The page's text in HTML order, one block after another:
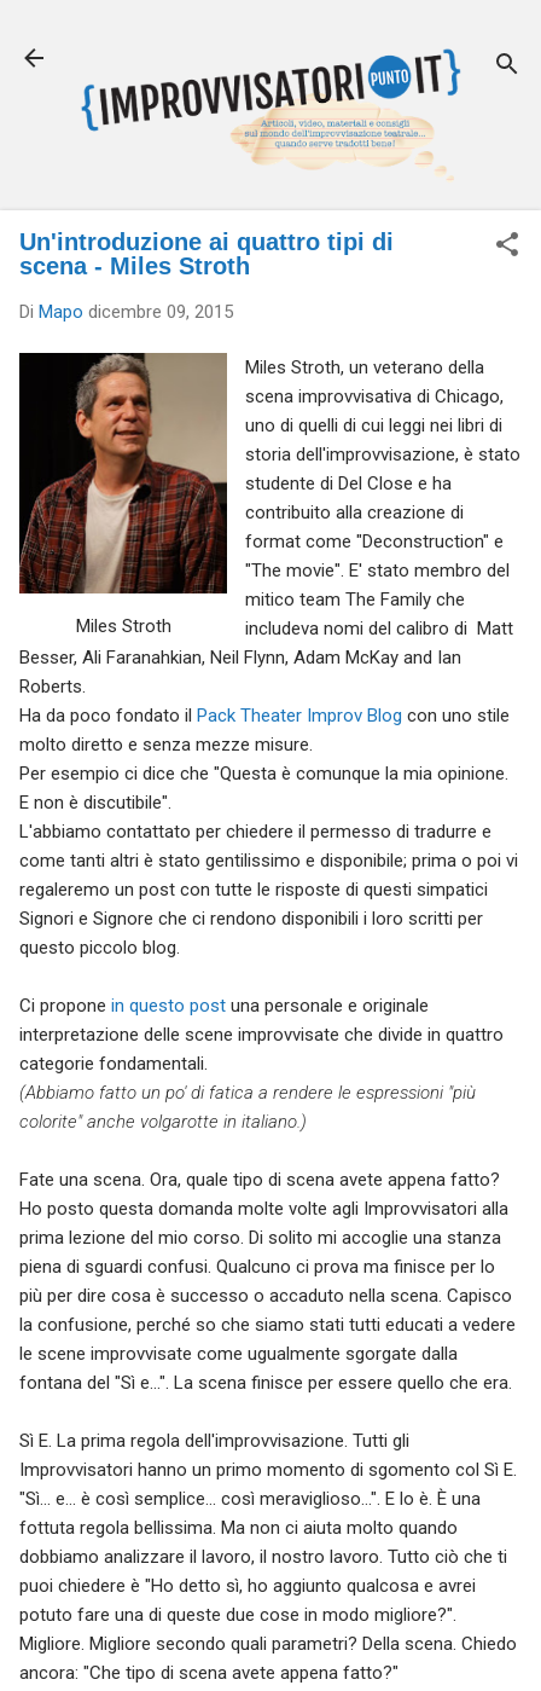
Un'introduzione ai quattro tipi di
scena - Miles Stroth
Di Mapo dicembre 09, 2015
Miles Stroth
Miles Stroth, un veterano della
scena improvvisativa di Chicago,
uno di quelli di cui leggi nei libri di
storia dell'improvvisazione, è stato
studente di Del Close e ha
contribuito alla creazione di
format come "Deconstruction" e
"The movie". E' stato membro del
mitico team The Family che
includeva nomi del calibro di Matt
Besser, Ali Faranahkian, Neil Flynn, Adam McKay and Ian
Roberts.
Ha da poco fondato il Pack Theater Improv Blog con uno stile
molto diretto e senza mezze misure.
Per esempio ci dice che "Questa è comunque la mia opinione.
E non è discutibile".
L'abbiamo contattato per chiedere il permesso di tradurre e
come tanti altri è stato gentilissimo e disponibile; prima o poi vi
regaleremo un post con tutte le risposte di questi simpatici
Signori e Signore che ci rendono disponibili i loro scritti per
questo piccolo blog.
Ci propone in questo post una personale e originale
interpretazione delle scene improvvisate che divide in quattro
categorie fondamentali.
(Abbiamo fatto un po' di fatica a rendere le espressioni "più
colorite" anche volgarotte in italiano.)
Fate una scena. Ora, quale tipo di scena avete appena fatto?
Ho posto questa domanda molte volte agli Improvvisatori alla
prima lezione del mio corso. Di solito mi accoglie una stanza
piena di sguardi confusi. Qualcuno ci prova ma finisce per lo
più per dire cosa è successo o accaduto nella scena. Capisco
la confusione, perché so che siamo stati tutti educati a vedere
le scene improvvisate come ugualmente sgorgate dalla
fontana del "Sì e...". La scena finisce per essere quello che era.
Sì E. La prima regola dell'improvvisazione. Tutti gli
Improvvisatori hanno un primo momento di sgomento col Sì E.
"Sì… e... è così semplice... così meraviglioso…". E lo è. È una
fottuta regola bellissima. Ma non ci aiuta molto quando
dobbiamo analizzare il lavoro, il nostro lavoro. Tutto ciò che ti
puoi chiedere è "Ho detto sì, ho aggiunto qualcosa e avrei
potuto fare una di queste due cose in modo migliore?".
Migliore. Migliore secondo quali parametri? Della scena. Chiedo
ancora: "Che tipo di scena avete appena fatto?"